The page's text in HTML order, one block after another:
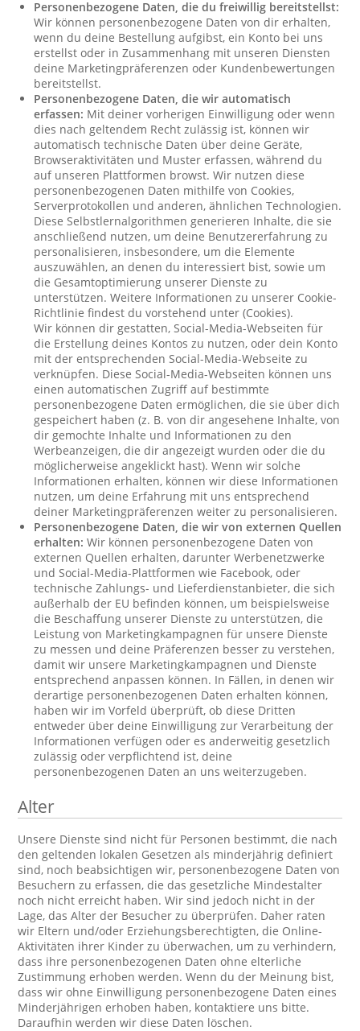
Personenbezogene Daten, die du freiwillig bereitstellst:
Wir können personenbezogene Daten von dir erhalten,
wenn du deine Bestellung aufgibst, ein Konto bei uns
erstellst oder in Zusammenhang mit unseren Diensten
deine Marketingpräferenzen oder Kundenbewertungen
bereitstellst.
Personenbezogene Daten, die wir automatisch
erfassen: Mit deiner vorherigen Einwilligung oder wenn
dies nach geltendem Recht zulässig ist, können wir
automatisch technische Daten über deine Geräte,
Browseraktivitäten und Muster erfassen, während du
auf unseren Plattformen browst. Wir nutzen diese
personenbezogenen Daten mithilfe von Cookies,
Serverprotokollen und anderen, ähnlichen Technologien.
Diese Selbstlernalgorithmen generieren Inhalte, die sie
anschließend nutzen, um deine Benutzererfahrung zu
personalisieren, insbesondere, um die Elemente
auszuwählen, an denen du interessiert bist, sowie um
die Gesamtoptimierung unserer Dienste zu
unterstützen. Weitere Informationen zu unserer Cookie-
Richtlinie findest du vorstehend unter (Cookies).
Wir können dir gestatten, Social-Media-Webseiten für
die Erstellung deines Kontos zu nutzen, oder dein Konto
mit der entsprechenden Social-Media-Webseite zu
verknüpfen. Diese Social-Media-Webseiten können uns
einen automatischen Zugriff auf bestimmte
personenbezogene Daten ermöglichen, die sie über dich
gespeichert haben (z. B. von dir angesehene Inhalte, von
dir gemochte Inhalte und Informationen zu den
Werbeanzeigen, die dir angezeigt wurden oder die du
möglicherweise angeklickt hast). Wenn wir solche
Informationen erhalten, können wir diese Informationen
nutzen, um deine Erfahrung mit uns entsprechend
deiner Marketingpräferenzen weiter zu personalisieren.
Personenbezogene Daten, die wir von externen Quellen
erhalten: Wir können personenbezogene Daten von
externen Quellen erhalten, darunter Werbenetzwerke
und Social-Media-Plattformen wie Facebook, oder
technische Zahlungs- und Lieferdienstanbieter, die sich
außerhalb der EU befinden können, um beispielsweise
die Beschaffung unserer Dienste zu unterstützen, die
Leistung von Marketingkampagnen für unsere Dienste
zu messen und deine Präferenzen besser zu verstehen,
damit wir unsere Marketingkampagnen und Dienste
entsprechend anpassen können. In Fällen, in denen wir
derartige personenbezogenen Daten erhalten können,
haben wir im Vorfeld überprüft, ob diese Dritten
entweder über deine Einwilligung zur Verarbeitung der
Informationen verfügen oder es anderweitig gesetzlich
zulässig oder verpflichtend ist, deine
personenbezogenen Daten an uns weiterzugeben.
Alter
Unsere Dienste sind nicht für Personen bestimmt, die nach
den geltenden lokalen Gesetzen als minderjährig definiert
sind, noch beabsichtigen wir, personenbezogene Daten von
Besuchern zu erfassen, die das gesetzliche Mindestalter
noch nicht erreicht haben. Wir sind jedoch nicht in der
Lage, das Alter der Besucher zu überprüfen. Daher raten
wir Eltern und/oder Erziehungsberechtigten, die Online-
Aktivitäten ihrer Kinder zu überwachen, um zu verhindern,
dass ihre personenbezogenen Daten ohne elterliche
Zustimmung erhoben werden. Wenn du der Meinung bist,
dass wir ohne Einwilligung personenbezogene Daten eines
Minderjährigen erhoben haben, kontaktiere uns bitte.
Daraufhin werden wir diese Daten löschen.